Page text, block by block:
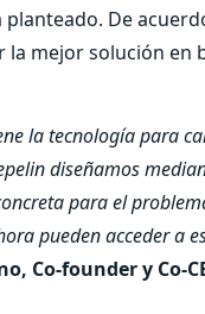
De
mejor solución
la tecnología para
diseñamos
para el
pueden acceder a
Co-founder y Co-